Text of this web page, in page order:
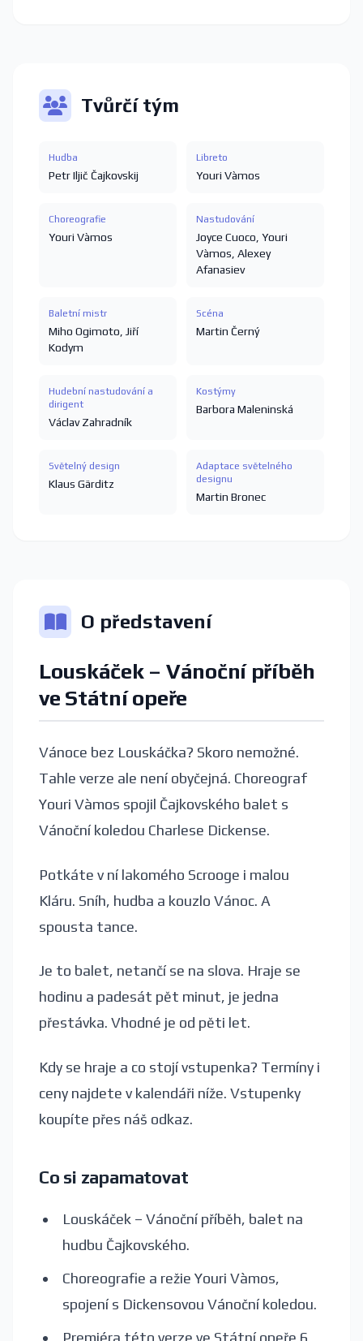
Tvůrčí tým
Hudba
Petr Iljič Čajkovskij
Libreto
Youri Vàmos
Choreografie
Youri Vàmos
Nastudování
Joyce Cuoco Youri
Vàmos Alexey
Afanasiev
Baletní mistr
Miho Ogimoto
Jiří
Kodym
Scéna
Martin Černý
Hudební nastudování a
dirigent
Václav Zahradník
Kostýmy
Barbora Maleninská
Světelný design
Klaus Gärditz
Adaptace světelného
designu
Martin Bronec
O představení
Louskáček – Vánoční příběh
ve Státní opeře
Vánoce bez Louskáčka? Skoro nemožné.
Tahle verze ale není obyčejná. Choreograf
Youri Vàmos spojil Čajkovského balet s
Vánoční koledou Charlese Dickense.
Potkáte v ní lakomého Scrooge i malou
Kláru. Sníh, hudba a kouzlo Vánoc. A
spousta tance.
Je to balet, netančí se na slova. Hraje se
hodinu a padesát pět minut, je jedna
přestávka. Vhodné je od pěti let.
Kdy se hraje a co stojí vstupenka? Termíny i
ceny najdete v kalendáři níže. Vstupenky
koupíte přes náš odkaz.
Co si zapamatovat
Louskáček – Vánoční příběh, balet na
hudbu Čajkovského.
Choreografie a režie Youri Vàmos,
spojení s Dickensovou Vánoční koledou.
Premiéra této verze ve Státní opeře 6.